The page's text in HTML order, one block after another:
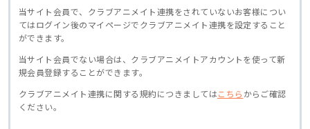
当サイト会員で、クラブアニメイト連携をされていないお客様につい
てはログイン後のマイページでクラブアニメイト連携を設定すること
ができます。
当サイト会員でない場合は、クラブアニメイトアカウントを使って新
規会員登録することができます。
クラブアニメイト連携に関する規約につきましてはこちら からご確認
ください。